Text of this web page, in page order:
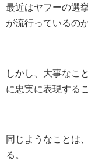
最近はヤフーの選
が流行っているの
しかし、大事なこ
に忠実に表現する
同じようなことは
る。